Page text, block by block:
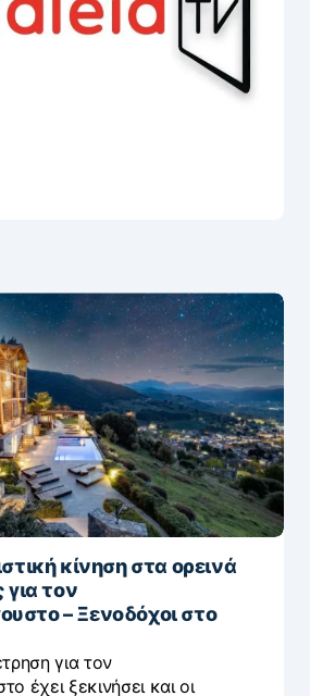
κίνηση στα ορεινά
για τον
– Ξενοδόχοι στο
για τον
έχει ξεκινήσει και οι